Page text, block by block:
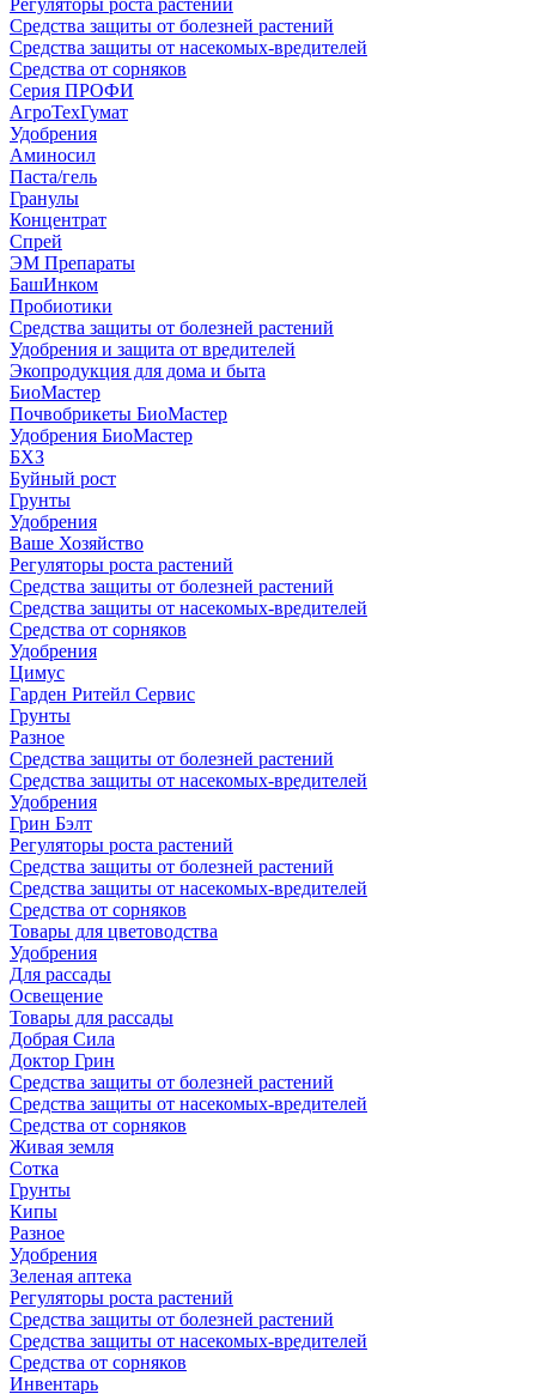
Регуляторы роста растений
Средства защиты от болезней растений
Средства защиты от насекомых-вредителей
Средства от сорняков
Серия ПРОФИ
АгроТехГумат
Удобрения
Аминосил
Паста/гель
Гранулы
Концентрат
Спрей
ЭМ Препараты
БашИнком
Пробиотики
Средства защиты от болезней растений
Удобрения и защита от вредителей
Экопродукция для дома и быта
БиоМастер
Почвобрикеты БиоМастер
Удобрения БиоМастер
БХЗ
Буйный рост
Грунты
Удобрения
Ваше Хозяйство
Регуляторы роста растений
Средства защиты от болезней растений
Средства защиты от насекомых-вредителей
Средства от сорняков
Удобрения
Цимус
Гарден Ритейл Сервис
Грунты
Разное
Средства защиты от болезней растений
Средства защиты от насекомых-вредителей
Удобрения
Грин Бэлт
Регуляторы роста растений
Средства защиты от болезней растений
Средства защиты от насекомых-вредителей
Средства от сорняков
Товары для цветоводства
Удобрения
Для рассады
Освещение
Товары для рассады
Добрая Сила
Доктор Грин
Средства защиты от болезней растений
Средства защиты от насекомых-вредителей
Средства от сорняков
Живая земля
Сотка
Грунты
Кипы
Разное
Удобрения
Зеленая аптека
Регуляторы роста растений
Средства защиты от болезней растений
Средства защиты от насекомых-вредителей
Средства от сорняков
Инвентарь